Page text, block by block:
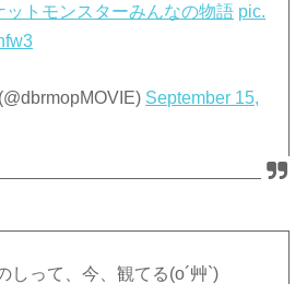
ットモンスターみんなの物語 pic.
September 15,
しって、今、観てる(o´艸`)